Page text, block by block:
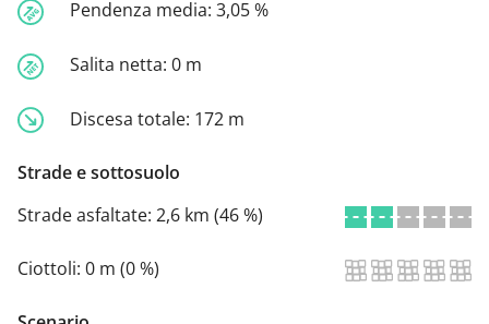
Pendenza media: 3,05 %
Salita netta: 0 m
Discesa totale: 172 m
Strade e sottosuolo
Strade asfaltate: 2,6 km (46 %)
Ciottoli: 0 m (0 %)